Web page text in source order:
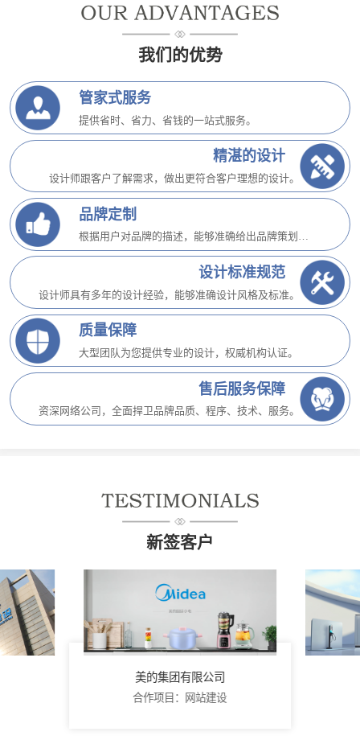
我们的优势
管家式服务
提供省时、省力、省钱的一站式服务。
精湛的设计
设计师跟客户了解需求，做出更符合客户理想的设计。
品牌定制
根据用户对品牌的描述，能够准确给出品牌策划方案。
设计标准规范
设计师具有多年的设计经验，能够准确设计风格及标准。
质量保障
大型团队为您提供专业的设计，权威机构认证。
售后服务保障
资深网络公司，全面捍卫品牌品质、程序、技术、服务。
新签客户
美的集团有限公司
合作项目：网站建设